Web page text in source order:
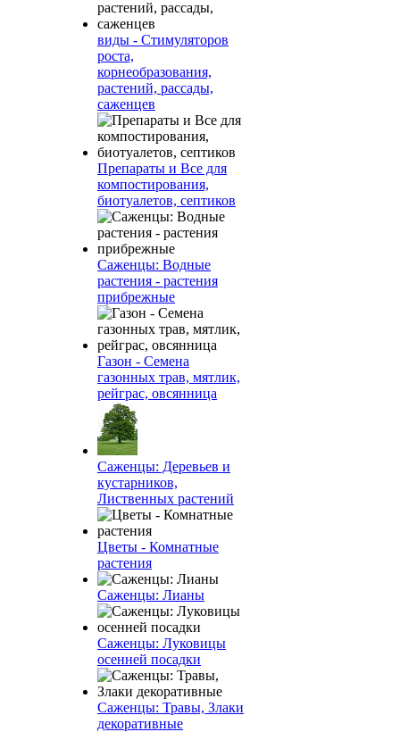
виды - Стимуляторов
роста,
корнеобразования,
растений, рассады,
саженцев
Препараты и Все для
компостирования,
биотуалетов, септиков
Саженцы: Водные
растения - растения
прибрежные
Газон - Семена
газонных трав, мятлик,
рейграс, овсянница
Саженцы: Деревьев и
кустарников,
Лиственных растений
Цветы - Комнатные
растения
Саженцы: Лианы
Саженцы: Луковицы
осенней посадки
Саженцы: Травы, Злаки
декоративные